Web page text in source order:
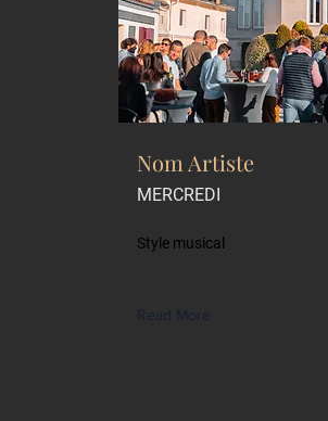
Nom Artiste
MERCREDI
Style musical
Read More